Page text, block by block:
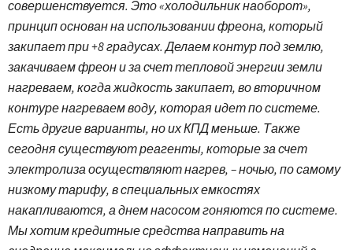
совершенствуется. Это «холодильник наоборот»,
принцип основан на использовании фреона, который
закипает при +8 градусах. Делаем контур под землю,
закачиваем фреон и за счет тепловой энергии земли
нагреваем, когда жидкость закипает, во вторичном
контуре нагреваем воду, которая идет по системе.
Есть другие варианты, но их КПД меньше. Также
сегодня существуют реагенты, которые за счет
электролиза осуществляют нагрев, – ночью, по самому
низкому тарифу, в специальных емкостях
накапливаются, а днем ​​насосом гоняются по системе.
Мы хотим кредитные средства направить на